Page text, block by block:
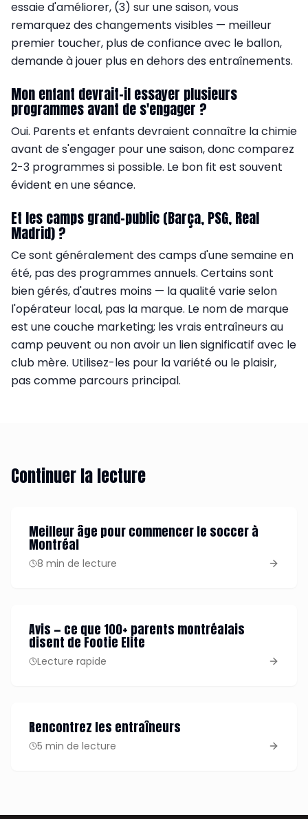
essaie d'améliorer, (3) sur une saison, vous
remarquez des changements visibles — meilleur
premier toucher, plus de confiance avec le ballon,
demande à jouer plus en dehors des entraînements.
Mon enfant devrait-il essayer plusieurs
programmes avant de s'engager ?
Oui. Parents et enfants devraient connaître la chimie
avant de s'engager pour une saison, donc comparez
2-3 programmes si possible. Le bon fit est souvent
évident en une séance.
Et les camps grand-public (Barça, PSG, Real
Madrid) ?
Ce sont généralement des camps d'une semaine en
été, pas des programmes annuels. Certains sont
bien gérés, d'autres moins — la qualité varie selon
l'opérateur local, pas la marque. Le nom de marque
est une couche marketing; les vrais entraîneurs au
camp peuvent ou non avoir un lien significatif avec le
club mère. Utilisez-les pour la variété ou le plaisir,
pas comme parcours principal.
Continuer la lecture
Meilleur âge pour commencer le soccer à
Montréal
8 min de lecture
Avis — ce que 100+ parents montréalais
disent de Footie Elite
Lecture rapide
Rencontrez les entraîneurs
5 min de lecture